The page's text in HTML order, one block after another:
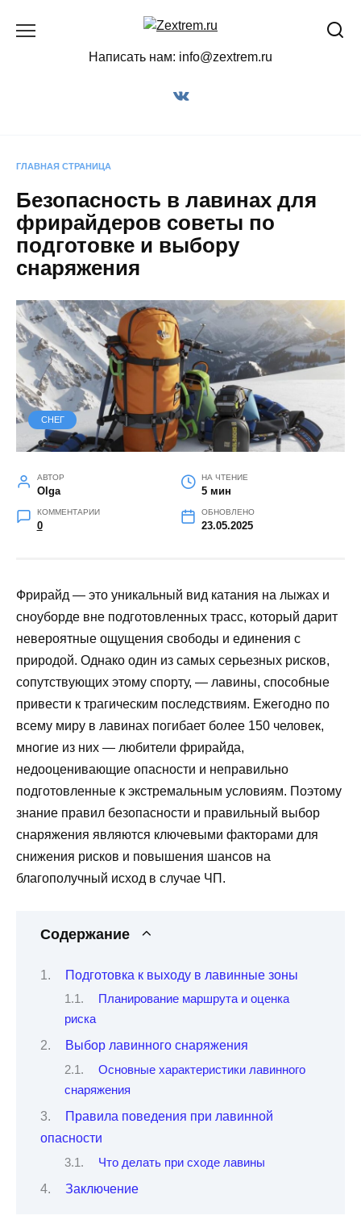
Написать нам: info@zextrem.ru
ГЛАВНАЯ СТРАНИЦА
Безопасность в лавинах для
фрирайдеров советы по
подготовке и выбору
снаряжения
СНЕГ
АВТОР
Olga
НА ЧТЕНИЕ
5 мин
КОММЕНТАРИИ
0
ОБНОВЛЕНО
23.05.2025
Фрирайд — это уникальный вид катания на лыжах и
сноуборде вне подготовленных трасс, который дарит
невероятные ощущения свободы и единения с
природой. Однако один из самых серьезных рисков,
сопутствующих этому спорту, — лавины, способные
привести к трагическим последствиям. Ежегодно по
всему миру в лавинах погибает более 150 человек,
многие из них — любители фрирайда,
недооценивающие опасности и неправильно
подготовленные к экстремальным условиям. Поэтому
знание правил безопасности и правильный выбор
снаряжения являются ключевыми факторами для
снижения рисков и повышения шансов на
благополучный исход в случае ЧП.
Содержание
Подготовка к выходу в лавинные зоны
Планирование маршрута и оценка
риска
Выбор лавинного снаряжения
Основные характеристики лавинного
снаряжения
Правила поведения при лавинной
опасности
Что делать при сходе лавины
Заключение